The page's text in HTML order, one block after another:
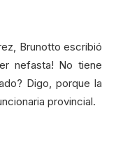
Brunotto escribió
nefasta! No tiene
Digo, porque la
provincial.